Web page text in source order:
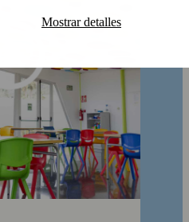
Mostrar detalles